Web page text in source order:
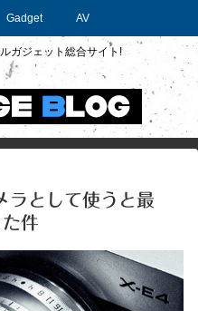
ガジェット総合サイト!
Gadget AV
ラとして使うと最
件